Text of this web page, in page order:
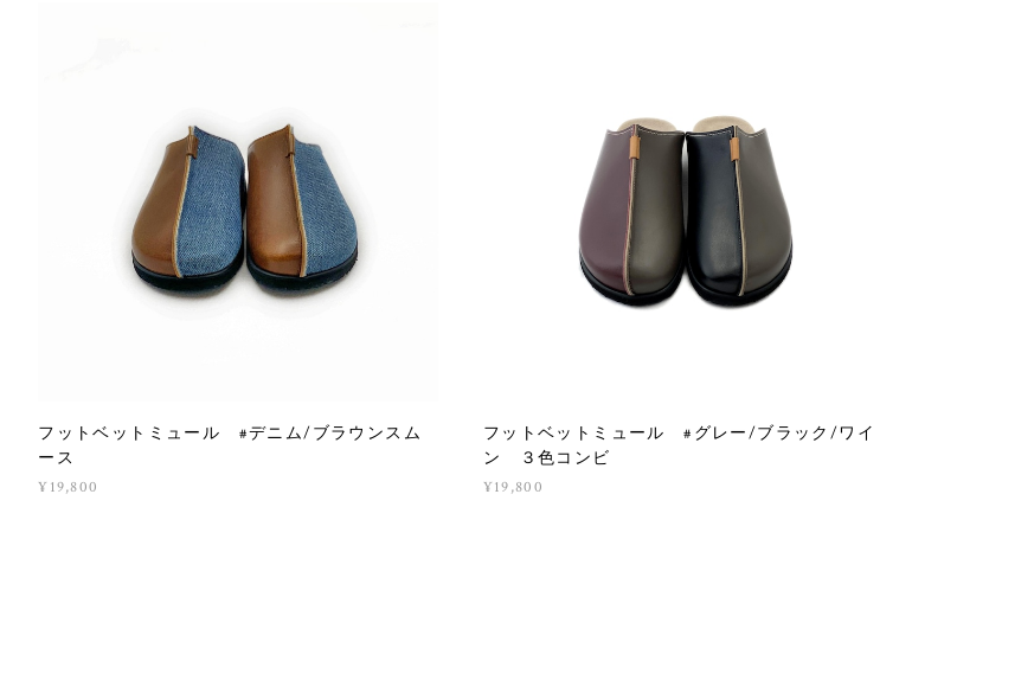
フットベットミュール #デニム/ブラウンスム
ース
¥19,800
フットベットミュール #グレー/ブラック/ワイ
ン ３色コンビ
¥19,800